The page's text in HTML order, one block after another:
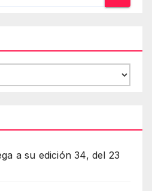
a su edición 34, del 23